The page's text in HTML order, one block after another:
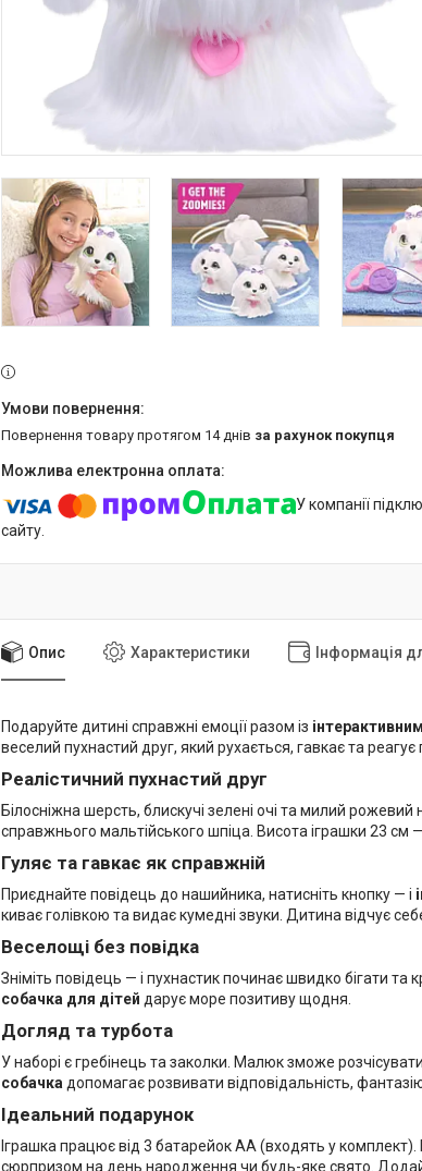
повернення товару протягом 14 днів за рахунок покупця
У компанії
сайту.
Опис Характеристики Інформація
Подаруйте дитині справжні емоції разом із
веселий пухнастий друг, який рухається, гавкає та
Реалістичний пухнастий друг
Білосніжна шерсть, блискучі зелені очі та милий
справжнього мальтійського шпіца. Висота іграшки 23 см
Гуляє та гавкає як справжній
Приєднайте повідець до нашийника, натисніть кнопку — і
киває голівкою та видає кумедні звуки. Дитина відчує
Веселощі без повідка
Зніміть повідець — і пухнастик починає швидко бігати
собачка для дітей дарує море позитиву щодня.
Догляд та турбота
У наборі є гребінець та заколки. Малюк зможе
собачка допомагає розвивати відповідальність,
Ідеальний подарунок
Іграшка працює від 3 батарейок AA (входять у комплект).
сюрпризом на день народження чи будь-яке свято.